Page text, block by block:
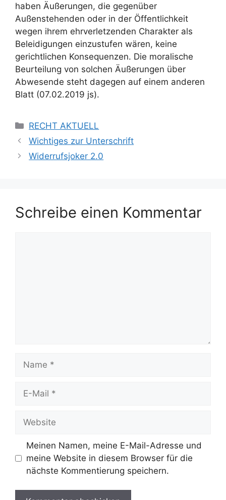
haben Äußerungen, die gegenüber
Außenstehenden oder in der Öffentlichkeit
wegen ihrem ehrverletzenden Charakter als
Beleidigungen einzustufen wären, keine
gerichtlichen Konsequenzen. Die moralische
Beurteilung von solchen Äußerungen über
Abwesende steht dagegen auf einem anderen
Blatt (07.02.2019 js).
RECHT AKTUELL
Wichtiges zur Unterschrift
Widerrufsjoker 2.0
Schreibe einen Kommentar
Meinen Namen, meine E-Mail-Adresse und
meine Website in diesem Browser für die
nächste Kommentierung speichern.